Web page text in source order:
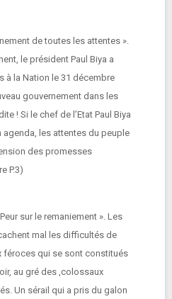
de toutes les attentes ».
le président Paul Biya a
à la Nation le 31 décembre
gouvernement dans les
! Si le chef de l’Etat Paul Biya
agenda, les attentes du peuple
des promesses
P.3)
sur le remaniement ». Les
mal les difficultés de
féroces qui se sont constitués
au gré des ,colossaux
Un sérail qui a pris du galon